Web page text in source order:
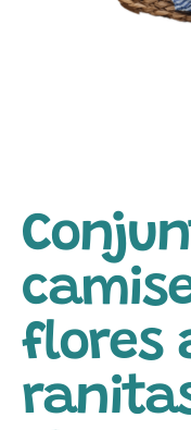
flores